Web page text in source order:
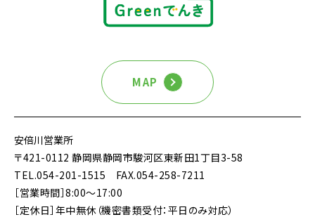
MAP
安倍川営業所
〒421-0112 静岡県静岡市駿河区東新田1丁目3-58
TEL.054-201-1515 FAX.054-258-7211
［営業時間］8:00～17:00
［定休日］年中無休（機密書類受付：平日のみ対応）